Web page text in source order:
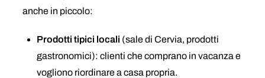
anche in piccolo:
Prodotti tipici locali (sale di Cervia, prodotti
gastronomici): clienti che comprano in vacanza e
vogliono riordinare a casa propria.